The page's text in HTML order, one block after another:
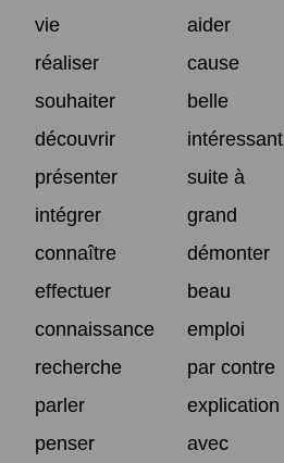
vie
aider
réaliser
cause
souhaiter
belle
découvrir
intéressant
présenter
suite à
intégrer
grand
connaître
démonter
effectuer
beau
connaissance
emploi
recherche
par contre
parler
explication
penser
avec